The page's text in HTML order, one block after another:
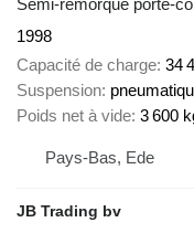
1998
Capacité de charge 34
Suspension
Poids net à vide 3 600
Pays-Bas, Ede
JB Trading bv